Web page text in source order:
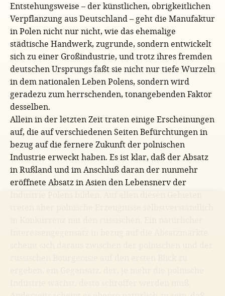
Entstehungsweise – der künstlichen, obrigkeitlichen
Verpflanzung aus Deutschland – geht die Manufaktur
in Polen nicht nur nicht, wie das ehemalige
städtische Handwerk, zugrunde, sondern entwickelt
sich zu einer Großindustrie, und trotz ihres fremden
deutschen Ursprungs faßt sie nicht nur tiefe Wurzeln
in dem nationalen Leben Polens, sondern wird
geradezu zum herrschenden, tonangebenden Faktor
desselben.
Allein in der letzten Zeit traten einige Erscheinungen
auf, die auf verschiedenen Seiten Befürchtungen in
bezug auf die fernere Zukunft der polnischen
Industrie erweckt haben. Es ist klar, daß der Absatz
in Rußland und im Anschluß daran der nunmehr
eröffnete Absatz in Asien den Lebensnerv der